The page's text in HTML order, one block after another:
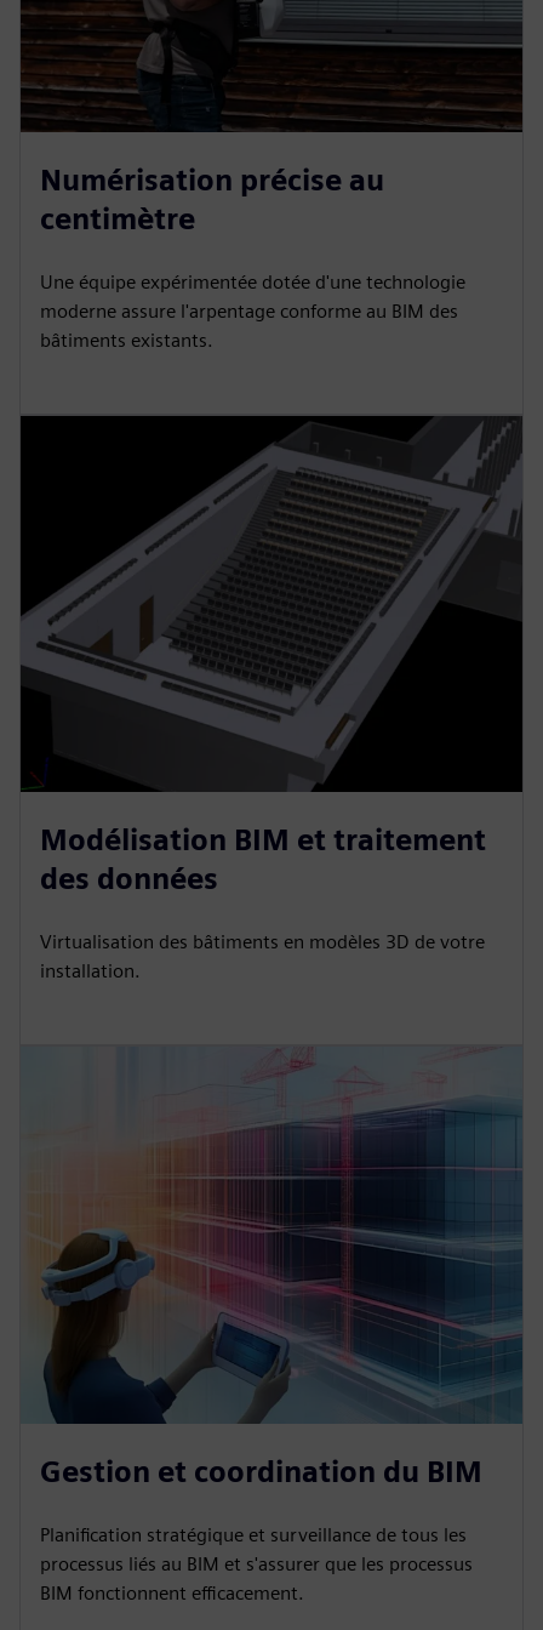
Numérisation précise au
centimètre
Une équipe expérimentée dotée d'une technologie
moderne assure l'arpentage conforme au BIM des
bâtiments existants.
Modélisation BIM et traitement
des données
Virtualisation des bâtiments en modèles 3D de votre
installation.
Gestion et coordination du BIM
Planification stratégique et surveillance de tous les
processus liés au BIM et s'assurer que les processus
BIM fonctionnent efficacement.